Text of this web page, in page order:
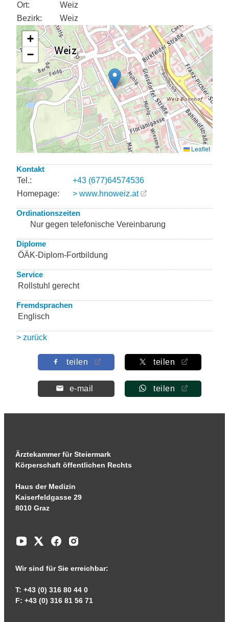
Ort:
Weiz
Bezirk:
Weiz
Kontakt
Tel.:
+43 (677)64574536
Homepage:
> www.hnoweiz.at
Ordinationszeiten
Nur gegen telefonische Vereinbarung
Diplome
ÖÄK-Diplom-Fortbildung
Service
Rollstuhl gerecht
Fremdsprachen
Englisch
> zurück
teilen teilen
e-mail teilen
Ärztekammer für Steiermark
Körperschaft öffentlichen Rechts
Haus der Medizin
Kaiserfeldgasse 29
8010 Graz
Wir sind für Sie erreichbar:
T: +43 (0) 316 80 44 0
F: +43 (0) 316 81 56 71